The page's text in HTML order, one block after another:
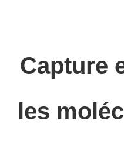
Capture
les